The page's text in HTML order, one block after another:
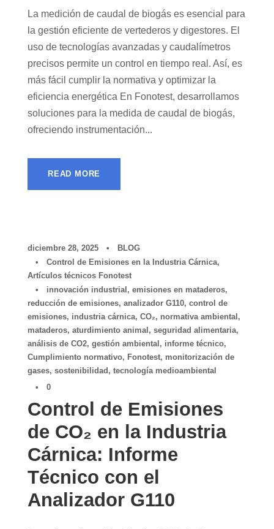
La medición de caudal de biogás es esencial para
la gestión eficiente de vertederos y digestores. El
uso de tecnologías avanzadas y caudalímetros
precisos permite un control en tiempo real. Así, es
más fácil cumplir la normativa y optimizar la
eficiencia energética En Fonotest, desarrollamos
soluciones para la medida de caudal de biogás,
ofreciendo instrumentación...
READ MORE
diciembre 28, 2025 •
BLOG
•
Control de Emisiones en la Industria Cárnica,
Artículos técnicos Fonotest
•
innovación industrial , emisiones en mataderos,
reducción de emisiones, analizador G110, control de
emisiones, industria cárnica, CO₂, normativa ambiental ,
mataderos, aturdimiento animal , seguridad alimentaria,
análisis de CO2, gestión ambiental , informe técnico,
Cumplimiento normativo, Fonotest, monitorización de
gases, sostenibilidad , tecnología medioambiental
•
0
Control de Emisiones
de CO₂ en la Industria
Cárnica: Informe
Técnico con el
Analizador G110